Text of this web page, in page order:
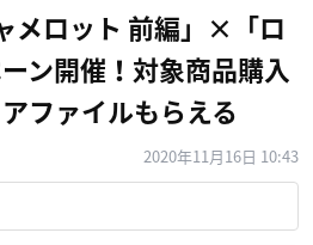
メロット 前編」×「ロ
ン開催！対象商品購入
ファイルもらえる
2020年11月16日 10:43